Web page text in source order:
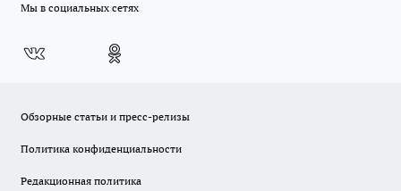
Мы в социальных сетях
Обзорные статьи и пресс-релизы
Политика конфиденциальности
Редакционная политика